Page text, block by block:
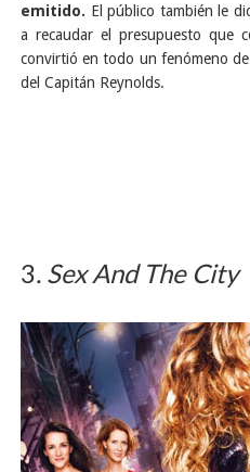
emitido. El público también le
a recaudar el presupuesto que
convirtió en todo un fenómeno
del Capitán Reynolds.
3. Sex And The City